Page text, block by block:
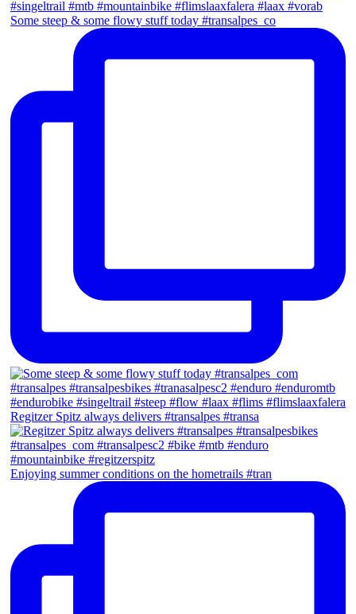
Some steep & some flowy stuff today #transalpes_co
Regitzer Spitz always delivers #transalpes #transa
Enjoying summer conditions on the hometrails #tran